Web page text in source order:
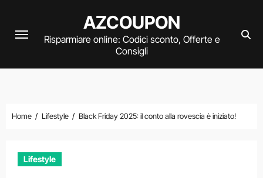
contenuto
AZCOUPON
Risparmiare online: Codici sconto, Offerte e
Consigli
Home Lifestyle Black Friday 2025: il conto alla rovescia è iniziato!
Lifestyle